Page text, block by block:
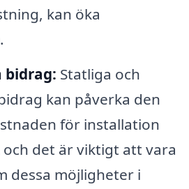
kan öka
bidrag: Statliga och
kan påverka den
för installation
det är viktigt att vara
dessa möjligheter i